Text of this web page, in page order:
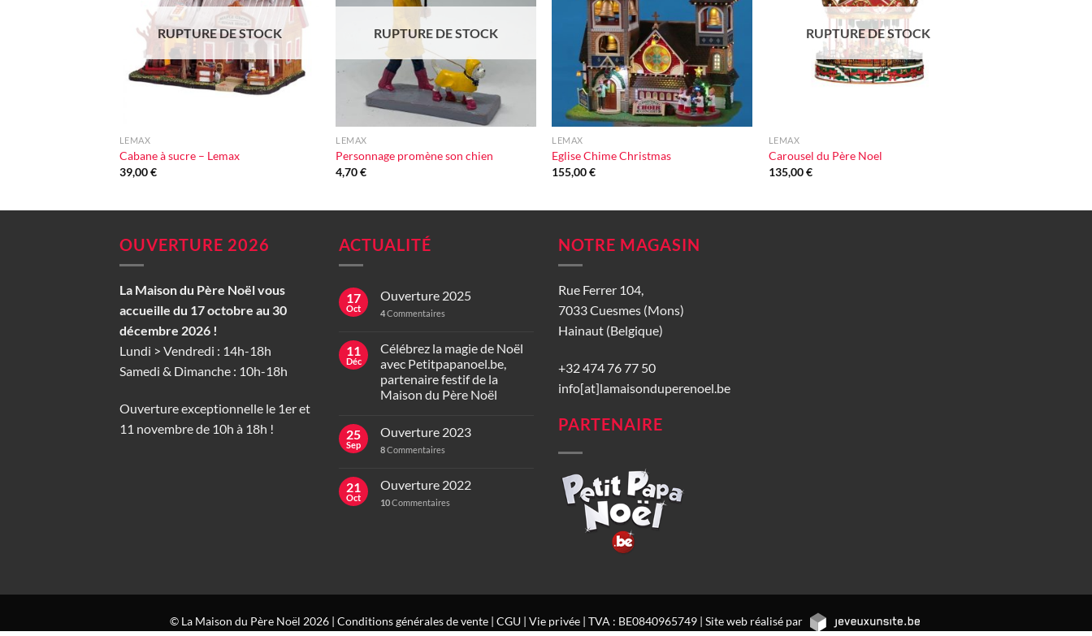
RUPTURE DE STOCK
LEMAX
Cabane à sucre – Lemax
39,00€
RUPTURE DE STOCK
LEMAX
Personnage promène son chien
4,70€
+
LEMAX
Eglise Chime Christmas
155,00€
RUPTURE DE STOCK
LEMAX
Carousel du Père Noel
135,00€
OUVERTURE 2026
La Maison du Père Noël vous
accueille du 17 octobre au 30
décembre 2026 !
Lundi > Vendredi : 14h-18h
Samedi & Dimanche : 10h-18h
Ouverture exceptionnelle le 1er et
11 novembre de 10h à 18h !
ACTUALITÉ
17
Oct
Ouverture 2025
4Commentaires
11
Déc
Célébrez la magie de Noël
avec Petitpapanoel.be,
partenaire festif de la
Maison du Père Noël
25
Sep
Ouverture 2023
8Commentaires
21
Oct
Ouverture 2022
10Commentaires
NOTRE MAGASIN
Rue Ferrer 104,
7033 Cuesmes (Mons)
Hainaut (Belgique)
+32 474 76 77 50
info[at]lamaisonduperenoel.be
PARTENAIRE
© La Maison du Père Noël 2026 | Conditions générales de vente| CGU| Vie privée| TVA : BE0840965749 | Site web réalisé par